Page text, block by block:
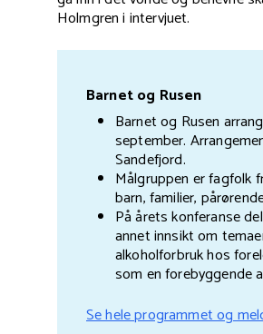
Holmgren i intervjuet.
Barnet og Rusen
Barnet og Rusen
september.
Sandefjord.
Målgruppen er fagfolk
barn, familier,
På årets konferanse
annet innsikt om
alkoholforbruk hos
som en forebyggende
Se hele programmet og